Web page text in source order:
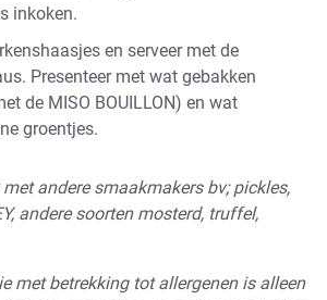
inkoken.
en serveer met de
Presenteer met wat gebakken
de MISO BOUILLON) en wat
groentjes.
andere smaakmakers bv; pickles,
andere soorten mosterd, truffel,
met betrekking tot allergenen is alleen